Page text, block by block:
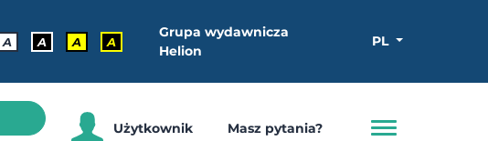
A A A A
Grupa wydawnicza
Helion
PL
Użytkownik Masz pytania?